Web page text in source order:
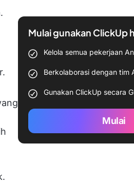
Mulai gunakan ClickUp
Kelola semua pekerjaan
Berkolaborasi dengan tim
Gunakan ClickUp secara
Mulai